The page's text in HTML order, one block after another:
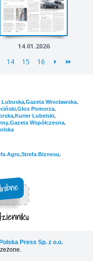
14.01.2026
14 15 16
Lubuska,Gazeta Wrocławska,
,Głos Pomorza,
,Kurier Lubelski,
,Gazeta Współczesna,
Agro,Strefa Biznesu,
Polska Press Sp. z o.o.